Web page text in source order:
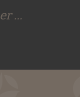
…